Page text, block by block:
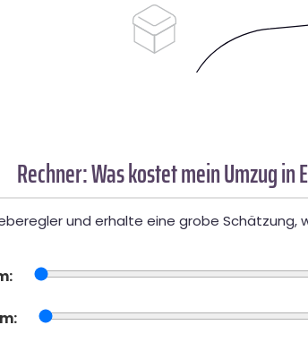
Rechner: Was kostet mein Umzug in
und erhalte eine grobe Schätzung,